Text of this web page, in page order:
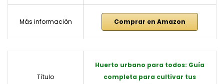
Más información Comprar en Amazon
Título
Huerto urbano para todos: Guía
completa para cultivar tus